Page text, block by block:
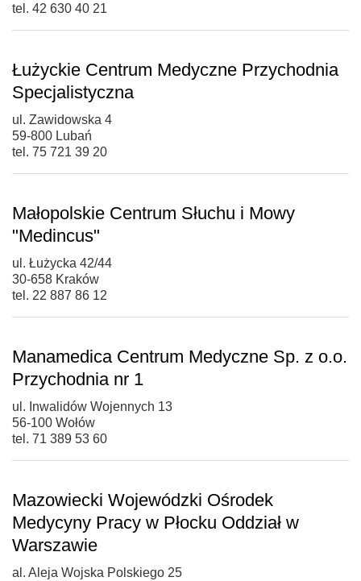
tel. 42 630 40 21
Łużyckie Centrum Medyczne Przychodnia
Specjalistyczna
ul. Zawidowska 4
59-800 Lubań
tel. 75 721 39 20
Małopolskie Centrum Słuchu i Mowy
"Medincus"
ul. Łużycka 42/44
30-658 Kraków
tel. 22 887 86 12
Manamedica Centrum Medyczne Sp. z o.o.
Przychodnia nr 1
ul. Inwalidów Wojennych 13
56-100 Wołów
tel. 71 389 53 60
Mazowiecki Wojewódzki Ośrodek
Medycyny Pracy w Płocku Oddział w
Warszawie
al. Aleja Wojska Polskiego 25